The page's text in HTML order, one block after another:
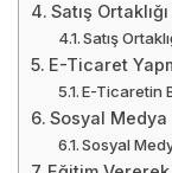
Satış
Satış
E-Ticaret
E-Ticaretin
Sosyal Medya
Sosyal